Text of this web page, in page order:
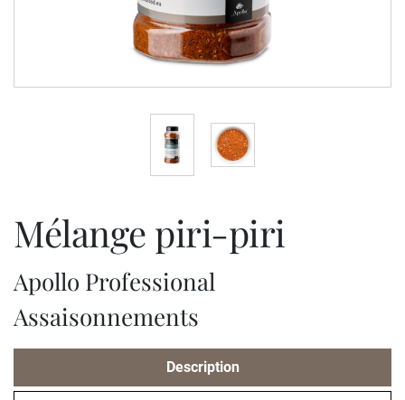
mélange piri-piri
Apollo Professional
Assaisonnements
Description